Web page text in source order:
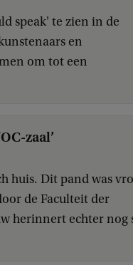
speak' te zien in de
en
om tot een
zaal’
huis. Dit pand was
de Faculteit der
herinnert echter nog